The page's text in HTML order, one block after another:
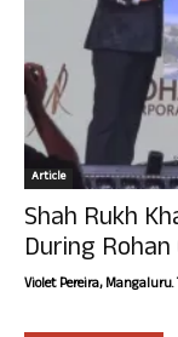
Article
Shah Rukh
During Rohan
Violet Pereira, Mangaluru.